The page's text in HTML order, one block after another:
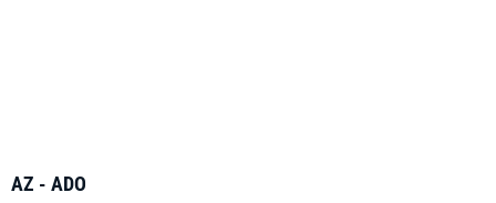
AZ - ADO